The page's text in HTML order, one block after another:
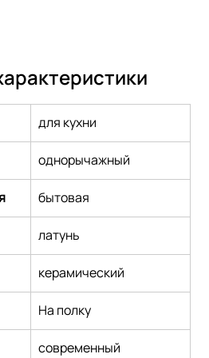
для кухни
однорычажный
бытовая
латунь
керамический
На полку
современный